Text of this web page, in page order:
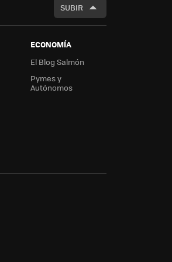
SUBIR
ECONOMÍA
El Blog Salmón
Pymes y
Autónomos